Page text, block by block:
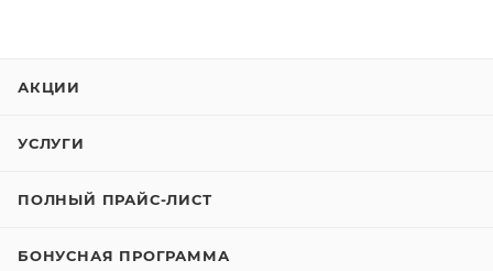
АКЦИИ
УСЛУГИ
ПОЛНЫЙ ПРАЙС-ЛИСТ
БОНУСНАЯ ПРОГРАММА